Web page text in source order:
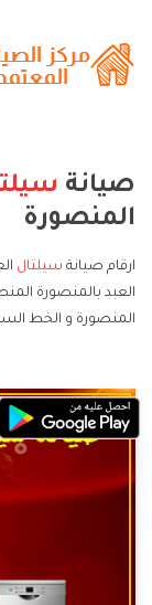
صيانة
المنصورة
ارقام صيانة سيلتال
العبد بالمنصورة
المنصورة و الخط